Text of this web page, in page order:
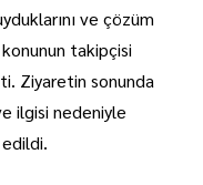
ve çözüm
takipçisi
Ziyaretin sonunda
ilgisi nedeniyle
edildi.